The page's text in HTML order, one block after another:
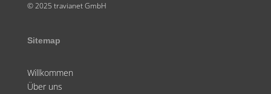
© 2025 travianet GmbH
Sitemap
Willkommen
Über uns